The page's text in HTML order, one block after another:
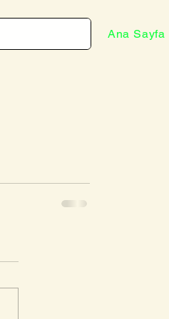
Ana Sayfa